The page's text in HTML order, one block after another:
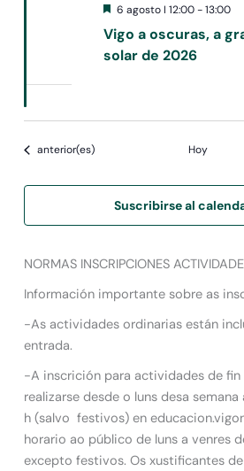
Vigo a oscuras, a
solar de 2026
Destacado
6 agosto I 12:00-13:00
Eventos
anterior(es) Hoy
Suscribirse al
NORMAS INSCRIPCIONES
Información importante sobre as
-As actividades ordinarias están
entrada.
-A inscrición para actividades de fin
realizarse desde o luns desa
h (salvo festivos) en
horario ao público de luns a venres
excepto festivos. Os xustificantes